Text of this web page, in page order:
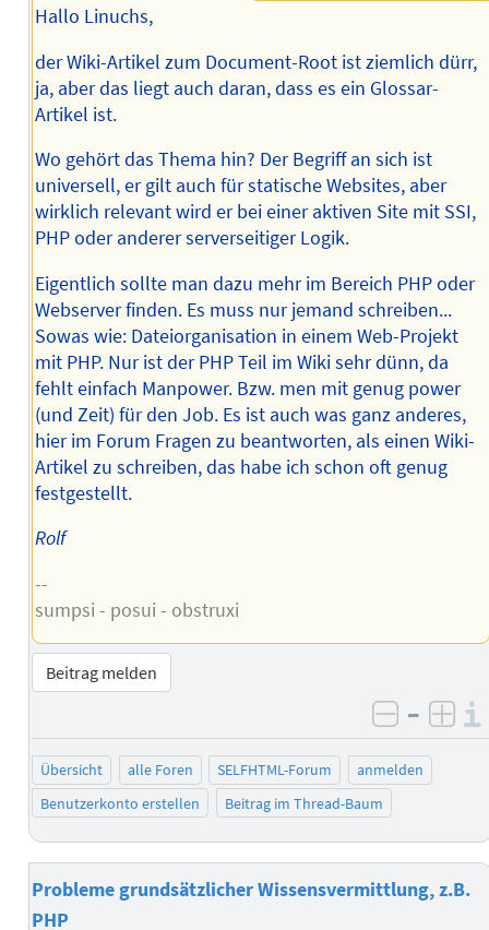
Hallo Linuchs,
der Wiki-Artikel zum Document-Root ist ziemlich dürr,
ja, aber das liegt auch daran, dass es ein Glossar-
Artikel ist.
Wo gehört das Thema hin? Der Begriff an sich ist
universell, er gilt auch für statische Websites, aber
wirklich relevant wird er bei einer aktiven Site mit SSI,
PHP oder anderer serverseitiger Logik.
Eigentlich sollte man dazu mehr im Bereich PHP oder
Webserver finden. Es muss nur jemand schreiben...
Sowas wie: Dateiorganisation in einem Web-Projekt
mit PHP. Nur ist der PHP Teil im Wiki sehr dünn, da
fehlt einfach Manpower. Bzw. men mit genug power
(und Zeit) für den Job. Es ist auch was ganz anderes,
hier im Forum Fragen zu beantworten, als einen Wiki-
Artikel zu schreiben, das habe ich schon oft genug
festgestellt.
Rolf
--
sumpsi - posui - obstruxi
Beitrag melden
negativ
–
Übersicht alle Foren SELFHTML-Forum
anmelden
Benutzerkonto erstellen
Beitrag im Thread-Baum
Probleme grundsätzlicher Wissensvermittlung, z.B.
PHP